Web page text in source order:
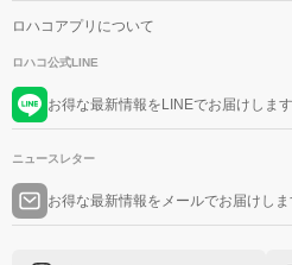
ロハコアプリについて
ロハコ公式LINE
お得な最新情報をLINEでお届けします
ニュースレター
お得な最新情報をメールでお届けしま